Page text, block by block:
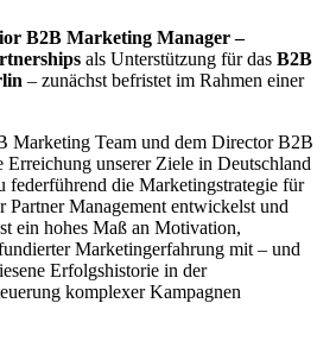
B2B Marketing Manager –
als Unterstützung für das B2B
– zunächst befristet im Rahmen einer
Marketing Team und dem Director B2B
unserer Ziele in Deutschland
die Marketingstrategie für
Partner Management entwickelst und
ein hohes Maß an Motivation,
Marketingerfahrung mit – und
Erfolgshistorie in der
komplexer Kampagnen